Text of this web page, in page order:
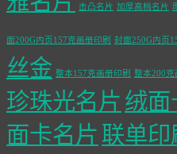
击凸名片 加厚高档名片
面200G内页157克画册印刷 封面250G内页
丝金 整本157克画册印刷 整本200克
珍珠光名片 绒面
面卡名片 联单印